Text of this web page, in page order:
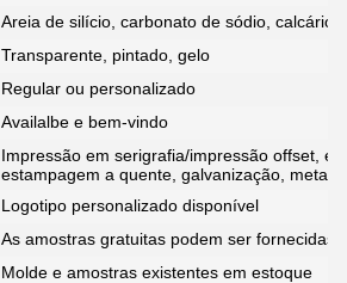
Areia de silício, carbonato de sódio,
Transparente, pintado, gelo
Regular ou personalizado
Availalbe e bem-vindo
Impressão em serigrafia/impressão offset,
estampagem a quente, galvanização,
Logotipo personalizado disponível
As amostras gratuitas podem ser fornecidas
Molde e amostras existentes em estoque